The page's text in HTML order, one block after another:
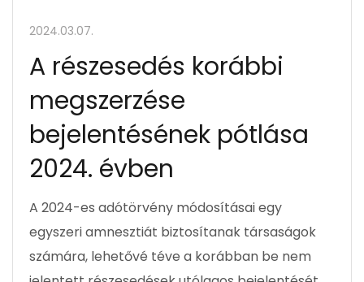
2024.03.07.
A részesedés korábbi
megszerzése
bejelentésének pótlása
2024. évben
A 2024-es adótörvény módosításai egy
egyszeri amnesztiát biztosítanak társaságok
számára, lehetővé téve a korábban be nem